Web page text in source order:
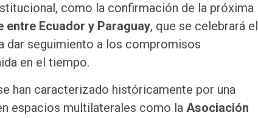
como la confirmación de la próxima
Ecuador y Paraguay, que se celebrará el
dar seguimiento a los compromisos
en el tiempo.
han caracterizado históricamente por una
espacios multilaterales como la Asociación